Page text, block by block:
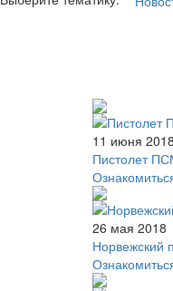
11 июня 2018
Пистолет
26 мая 2018
Норвежский